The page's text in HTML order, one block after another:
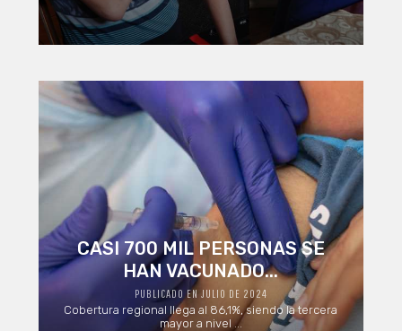
CASI 700 MIL PERSONAS SE
HAN VACUNADO...
PUBLICADO EN JULIO DE 2024
Cobertura regional llega al 86,1%, siendo la tercera
mayor a nivel ...